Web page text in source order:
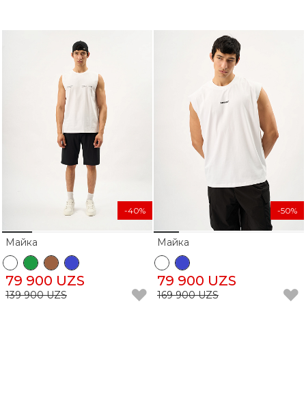
Майка
79 900 UZS
139 900 UZS
-40%
Майка
79 900 UZS
169 900 UZS
-50%